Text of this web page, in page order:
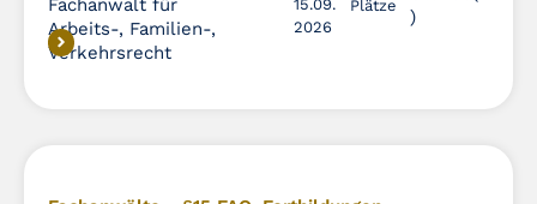
Fachanwalt für
Arbeits-, Familien-,
Verkehrsrecht
15.09.
2026
Plätze
)